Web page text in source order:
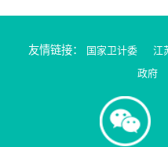
友情链接： 国家卫计委 江
政府